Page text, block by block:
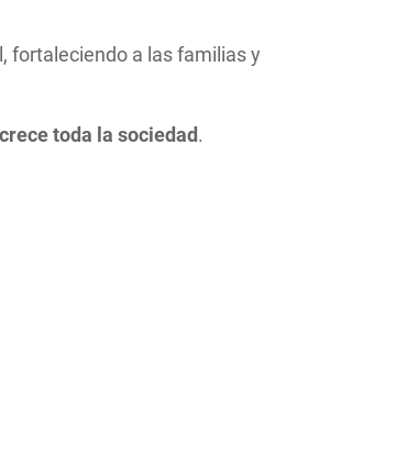
fortaleciendo a las familias y
toda la sociedad.